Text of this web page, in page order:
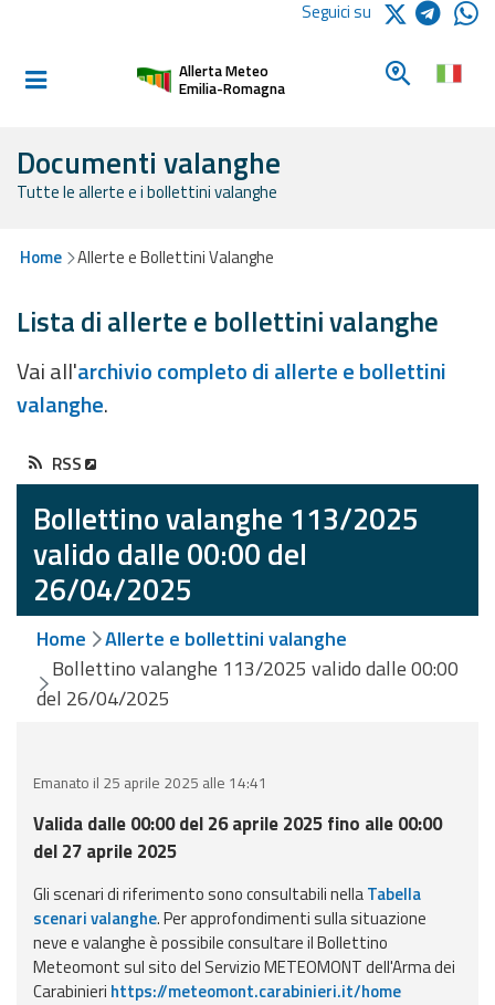
Informati e
Allerte E
Meteo
Allerte e
Bollettini
Valanghe
Monitoraggio
eventi
Previsioni e dati
Previsioni meteo e
marine
Dati osservati
Strumenti
Operativi
Report
Seguici su
Allerta Meteo
Emilia-Romagna
Cerca un
Documenti valanghe
Tutte le allerte e i bollettini valanghe
Home Allerte e Bollettini Valanghe
Lista di allerte e bollettini valanghe
Vai all'archivio completo di allerte e bollettini
valanghe.
RSS
Bollettino valanghe 113/2025
valido dalle 00:00 del
26/04/2025
Home
Allerte e bollettini valanghe
Bollettino valanghe 113/2025 valido dalle 00:00
del 26/04/2025
Emanato il 25 aprile 2025 alle 14:41
Valida dalle 00:00 del 26 aprile 2025 fino alle 00:00
del 27 aprile 2025
Gli scenari di riferimento sono consultabili nellaTabella
scenari valanghe. Per approfondimenti sulla situazione
neve e valanghe è possibile consultare il Bollettino
Meteomont sul sito del Servizio METEOMONT dell'Arma dei
Carabinieri https://meteomont.carabinieri.it/home